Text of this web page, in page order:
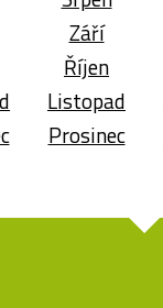
Září
Říjen
Listopad
Prosinec